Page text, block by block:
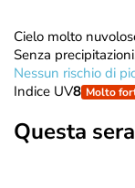
Cielo molto
Senza
Nessun rischio di
Indice UV8 Molto
Questa sera